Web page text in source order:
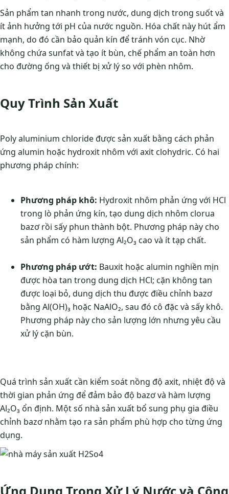
Sản phẩm tan nhanh trong nước, dung dịch trong suốt và
ít ảnh hưởng tới pH của nước nguồn. Hóa chất này hút ẩm
mạnh, do đó cần bảo quản kín để tránh vón cục. Nhờ
không chứa sunfat và tạo ít bùn, chế phẩm an toàn hơn
cho đường ống và thiết bị xử lý so với phèn nhôm.
Quy Trình Sản Xuất
Poly aluminium chloride được sản xuất bằng cách phản
ứng alumin hoặc hydroxit nhôm với axit clohydric. Có hai
phương pháp chính:
Phương pháp khô: Hydroxit nhôm phản ứng với HCl
trong lò phản ứng kín, tạo dung dịch nhôm clorua
bazơ rồi sấy phun thành bột. Phương pháp này cho
sản phẩm có hàm lượng Al₂O₃ cao và ít tạp chất.
Phương pháp ướt: Bauxit hoặc alumin nghiền mịn
được hòa tan trong dung dịch HCl; cặn không tan
được loại bỏ, dung dịch thu được điều chỉnh bazơ
bằng Al(OH)₃ hoặc NaAlO₂, sau đó cô đặc và sấy khô.
Phương pháp này cho sản lượng lớn nhưng yêu cầu
xử lý cặn bùn.
Quá trình sản xuất cần kiểm soát nồng độ axit, nhiệt độ và
thời gian phản ứng để đảm bảo độ bazơ và hàm lượng
Al₂O₃ ổn định. Một số nhà sản xuất bổ sung phụ gia điều
chỉnh bazơ nhằm tạo ra sản phẩm phù hợp cho từng ứng
dụng.